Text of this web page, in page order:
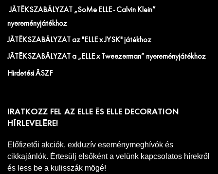
JÁTÉKSZABÁLYZAT „SoMe ELLE - Calvin Klein”
nyereményjátékhoz
JÁTÉKSZABÁLYZAT az "ELLE x JYSK" játékhoz
JÁTÉKSZABÁLYZAT a „ELLE x Tweezerman” nyereményjátékhoz
Hirdetési ÁSZF
IRATKOZZ FEL AZ ELLE ÉS ELLE DECORATION
HÍRLEVELÉRE!
Előfizetői akciók, exkluzív eseménymeghívók és
cikkajánlók. Értesülj elsőként a velünk kapcsolatos hírekről
és less be a kulisszák mögé!